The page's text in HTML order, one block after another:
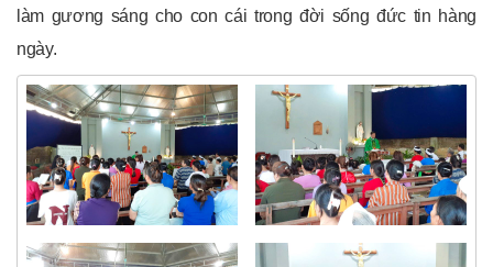
làm gương sáng cho con cái trong đời sống đức tin hàng
ngày.